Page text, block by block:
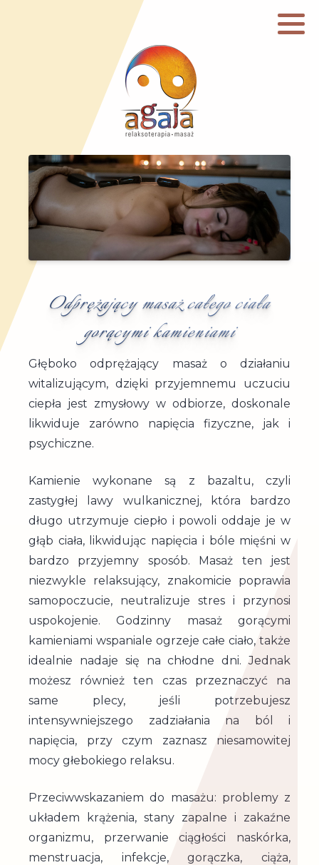
Odprężający masaż całego ciała
gorącymi kamieniami
Głęboko odprężający masaż o działaniu
witalizującym, dzięki przyjemnemu uczuciu
ciepła jest zmysłowy w odbiorze, doskonale
likwiduje zarówno napięcia fizyczne, jak i
psychiczne.
Kamienie wykonane są z bazaltu, czyli
zastygłej lawy wulkanicznej, która bardzo
długo utrzymuje ciepło i powoli oddaje je w
głąb ciała, likwidując napięcia i bóle mięśni w
bardzo przyjemny sposób. Masaż ten jest
niezwykle relaksujący, znakomicie poprawia
samopoczucie, neutralizuje stres i przynosi
uspokojenie. Godzinny masaż gorącymi
kamieniami wspaniale ogrzeje całe ciało, także
idealnie nadaje się na chłodne dni. Jednak
możesz również ten czas przeznaczyć na
same plecy, jeśli potrzebujesz
intensywniejszego zadziałania na ból i
napięcia, przy czym zaznasz niesamowitej
mocy głebokiego relaksu.
Przeciwwskazaniem do masażu: problemy z
układem krążenia, stany zapalne i zakaźne
organizmu, przerwanie ciągłości naskórka,
menstruacja, infekcje, gorączka, ciąża,